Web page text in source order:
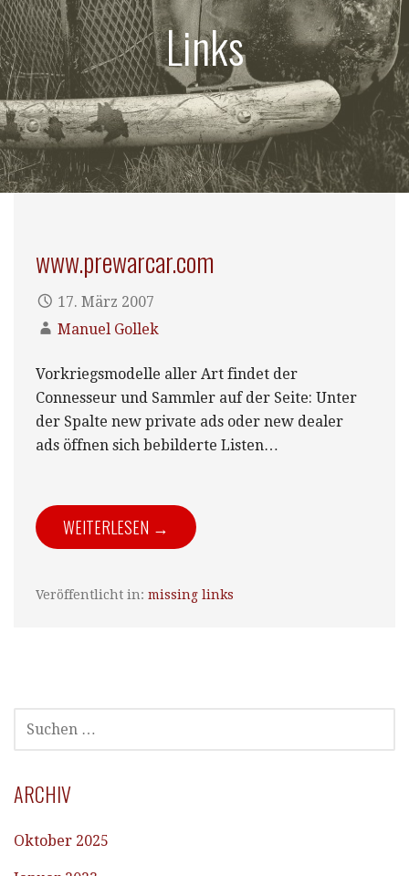
Links
www.prewarcar.com
17. März 2007
Manuel Gollek
Vorkriegsmodelle aller Art findet der
Connesseur und Sammler auf der Seite: Unter
der Spalte new private ads oder new dealer
ads öffnen sich bebilderte Listen…
WEITERLESEN →
Veröffentlicht in: missing links
SUCHEN
NACH:
ARCHIV
Oktober 2025